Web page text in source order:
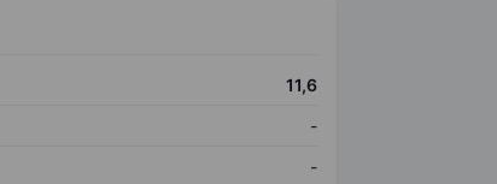
11,6
-
-